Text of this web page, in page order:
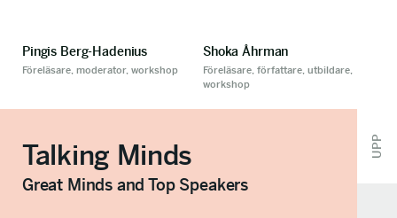
Pingis Berg-Hadenius
Föreläsare, moderator, workshop
Shoka Åhrman
Föreläsare, författare, utbildare,
workshop
Talking Minds
Great Minds and Top Speakers
UPP